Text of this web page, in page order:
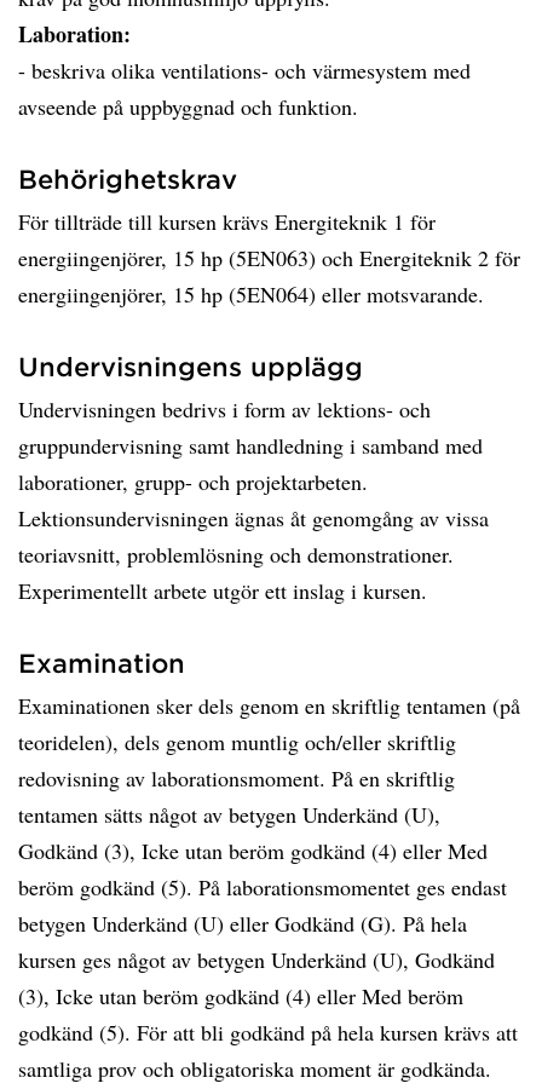
Laboration:
- beskriva olika ventilations- och värmesystem med
avseende på uppbyggnad och funktion.
Behörighetskrav
För tillträde till kursen krävs Energiteknik 1 för
energiingenjörer, 15 hp (5EN063) och Energiteknik 2 för
energiingenjörer, 15 hp (5EN064) eller motsvarande.
Undervisningens upplägg
Undervisningen bedrivs i form av lektions- och
gruppundervisning samt handledning i samband med
laborationer, grupp- och projektarbeten.
Lektionsundervisningen ägnas åt genomgång av vissa
teoriavsnitt, problemlösning och demonstrationer.
Experimentellt arbete utgör ett inslag i kursen.
Examination
Examinationen sker dels genom en skriftlig tentamen (på
teoridelen), dels genom muntlig och/eller skriftlig
redovisning av laborationsmoment. På en skriftlig
tentamen sätts något av betygen Underkänd (U),
Godkänd (3), Icke utan beröm godkänd (4) eller Med
beröm godkänd (5). På laborationsmomentet ges endast
betygen Underkänd (U) eller Godkänd (G). På hela
kursen ges något av betygen Underkänd (U), Godkänd
(3), Icke utan beröm godkänd (4) eller Med beröm
godkänd (5). För att bli godkänd på hela kursen krävs att
samtliga prov och obligatoriska moment är godkända.